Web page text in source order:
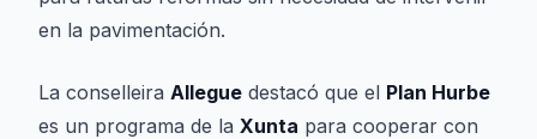
en la pavimentación.
La conselleira Allegue destacó que el Plan Hurbe
es un programa de la Xunta para cooperar con